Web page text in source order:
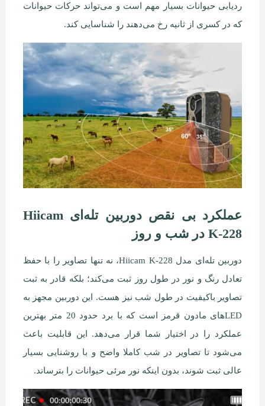
ردیابی حیوانات بسیار مهم است و می‌تواند حرکات حیوانات
که در کسری از ثانیه رخ می‌دهند را شناسایی کند.
عملکرد بی نقص دوربین تله‌ای Hiicam
K-228 در شب و روز
دوربین تله‌ای مدل Hiicam K-228، نه تنها تصاویر را با حفظ
تعادل رنگ و نور در طول روز ثبت می‌کند؛ بلکه قادر به ثبت
تصاویر باکیفیت در طول شب نیز هست. این دوربین مجهز به
LEDهای مادون قرمز است که با برد حدود 20 متر بهترین
عملکرد را در اختیار شما قرار می‌دهد. این قابلیت باعث
می‌شود تا تصاویر در شب کاملا واضح و با روشنایی بسیار
عالی ثبت شوند، بدون اینکه نور مرئی حیوانات را بترساند.